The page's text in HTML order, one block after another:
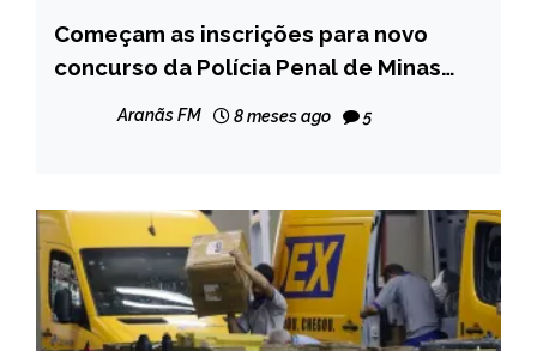
CAPELINHA
MINAS
Começam as inscrições para novo
concurso da Polícia Penal de Minas
Aranãs FM 8 meses ago 5